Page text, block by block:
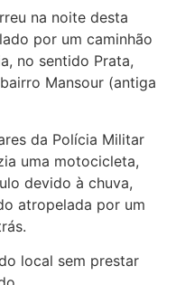
na noite desta
por um caminhão
no sentido Prata,
Mansour (antiga
da Polícia Militar
uma motocicleta,
devido à chuva,
atropelada por um
local sem prestar